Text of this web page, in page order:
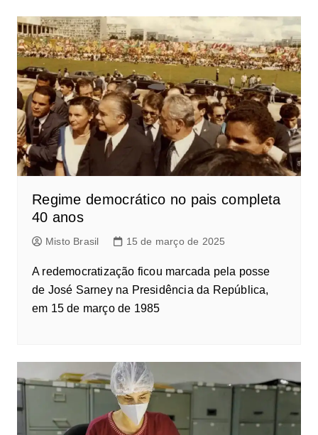
Regime democrático no pais completa
40 anos
Misto Brasil 15 de março de 2025
A redemocratização ficou marcada pela posse
de José Sarney na Presidência da República,
em 15 de março de 1985